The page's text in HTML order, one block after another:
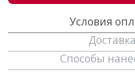
Условия
Доставка
Способы